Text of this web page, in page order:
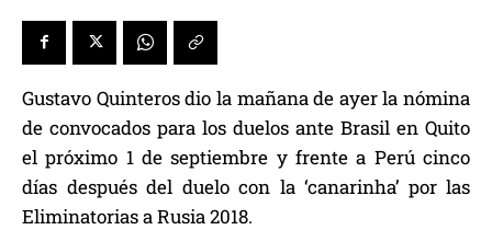
Gustavo Quinteros dio la mañana de ayer la nómina
de convocados para los duelos ante Brasil en Quito
el próximo 1 de septiembre y frente a Perú cinco
días después del duelo con la ‘canarinha’ por las
Eliminatorias a Rusia 2018.